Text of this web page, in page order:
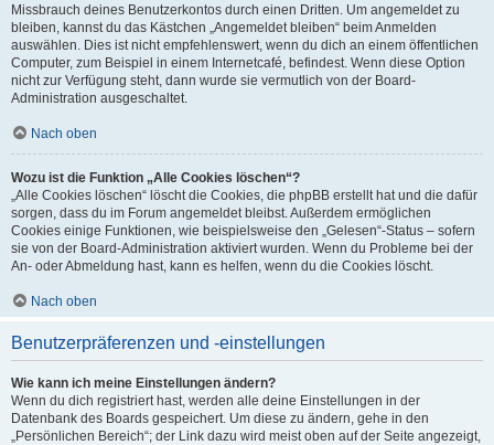
Missbrauch deines Benutzerkontos durch einen Dritten. Um angemeldet zu
bleiben, kannst du das Kästchen „Angemeldet bleiben“ beim Anmelden
auswählen. Dies ist nicht empfehlenswert, wenn du dich an einem öffentlichen
Computer, zum Beispiel in einem Internetcafé, befindest. Wenn diese Option
nicht zur Verfügung steht, dann wurde sie vermutlich von der Board-
Administration ausgeschaltet.
Nach oben
Wozu ist die Funktion „Alle Cookies löschen“?
„Alle Cookies löschen“ löscht die Cookies, die phpBB erstellt hat und die dafür
sorgen, dass du im Forum angemeldet bleibst. Außerdem ermöglichen
Cookies einige Funktionen, wie beispielsweise den „Gelesen“-Status – sofern
sie von der Board-Administration aktiviert wurden. Wenn du Probleme bei der
An- oder Abmeldung hast, kann es helfen, wenn du die Cookies löscht.
Nach oben
Benutzerpräferenzen und -einstellungen
Wie kann ich meine Einstellungen ändern?
Wenn du dich registriert hast, werden alle deine Einstellungen in der
Datenbank des Boards gespeichert. Um diese zu ändern, gehe in den
„Persönlichen Bereich“; der Link dazu wird meist oben auf der Seite angezeigt,